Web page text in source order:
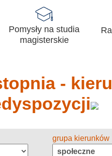
Pomysły na studia
magisterskie
-
grupa kierunków